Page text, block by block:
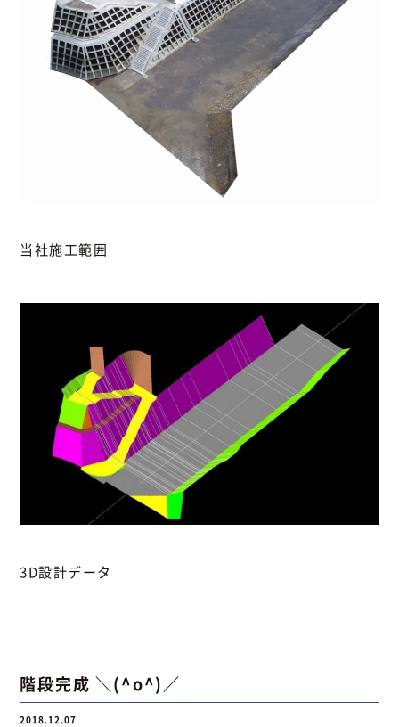
当社施工範囲
3D設計データ
階段完成 ＼(^o^)／
2018.12.07